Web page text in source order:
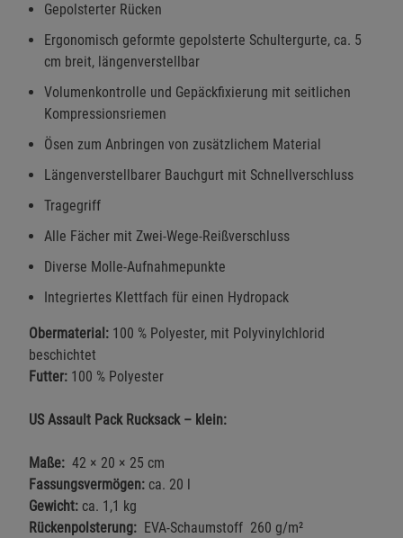
Gepolsterter Rücken
Ergonomisch geformte gepolsterte Schultergurte, ca. 5
cm breit, längenverstellbar
Volumenkontrolle und Gepäckfixierung mit seitlichen
Kompressionsriemen
Ösen zum Anbringen von zusätzlichem Material
Längenverstellbarer Bauchgurt mit Schnellverschluss
Tragegriff
Alle Fächer mit Zwei-Wege-Reißverschluss
Diverse Molle-Aufnahmepunkte
Integriertes Klettfach für einen Hydropack
Obermaterial: 100 % Polyester, mit Polyvinylchlorid
beschichtet
Futter: 100 % Polyester
US Assault Pack Rucksack – klein:
Maße: 42 × 20 × 25 cm
Fassungsvermögen: ca. 20 l
Gewicht: ca. 1,1 kg
Rückenpolsterung: EVA-Schaumstoff 260 g/m²